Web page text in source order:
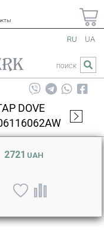
RU UA
ПОИСК
DOVE
2721 UAH